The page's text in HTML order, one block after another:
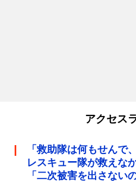
アクセス
「救助隊は何もせんで
レスキュー隊が救えな
「二次被害を出さない